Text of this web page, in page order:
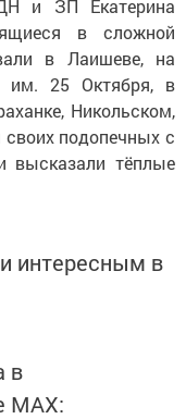
и ЗП Екатерина
в сложной
в Лаишеве, на
им. 25 Октября, в
Никольском,
своих подопечных с
высказали тёплые
интересным в
в
MАХ: